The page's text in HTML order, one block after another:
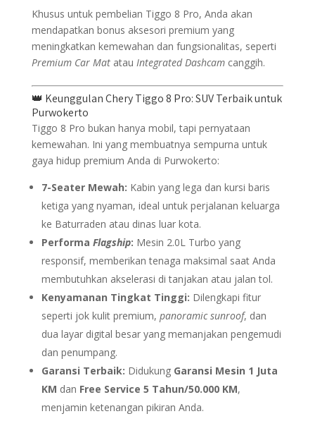
Khusus untuk pembelian Tiggo 8 Pro, Anda akan
mendapatkan bonus aksesori premium yang
meningkatkan kemewahan dan fungsionalitas, seperti
Premium Car Matatau Integrated Dashcamcanggih.
👑 Keunggulan Chery Tiggo 8 Pro: SUV Terbaik untuk
Purwokerto
Tiggo 8 Pro bukan hanya mobil, tapi pernyataan
kemewahan. Ini yang membuatnya sempurna untuk
gaya hidup premium Anda di Purwokerto:
7-Seater Mewah: Kabin yang lega dan kursi baris
ketiga yang nyaman, ideal untuk perjalanan keluarga
ke Baturraden atau dinas luar kota.
Performa Flagship: Mesin 2.0L Turbo yang
responsif, memberikan tenaga maksimal saat Anda
membutuhkan akselerasi di tanjakan atau jalan tol.
Kenyamanan Tingkat Tinggi: Dilengkapi fitur
seperti jok kulit premium, panoramic sunroof, dan
dua layar digital besar yang memanjakan pengemudi
dan penumpang.
Garansi Terbaik: Didukung Garansi Mesin 1 Juta
KM dan Free Service 5 Tahun/50.000 KM,
menjamin ketenangan pikiran Anda.